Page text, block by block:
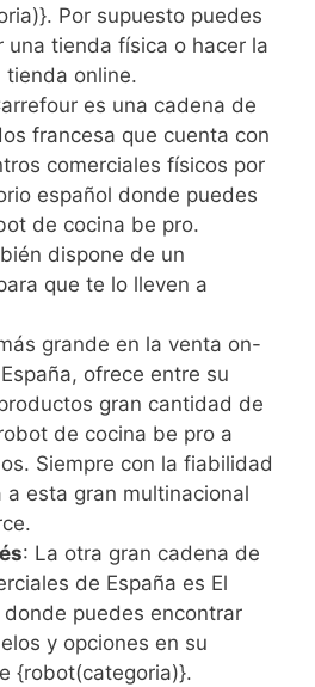
Por supuesto puedes
una tienda física o hacer la
tienda online.
es una cadena de
francesa que cuenta con
comerciales físicos por
español donde puedes
de cocina be pro.
dispone de un
que te lo lleven a
grande en la venta on-
ofrece entre su
gran cantidad de
de cocina be pro a
Siempre con la fiabilidad
a esta gran multinacional
: La otra gran cadena de
de España es El
donde puedes encontrar
y opciones en su
{robot(categoria)}.